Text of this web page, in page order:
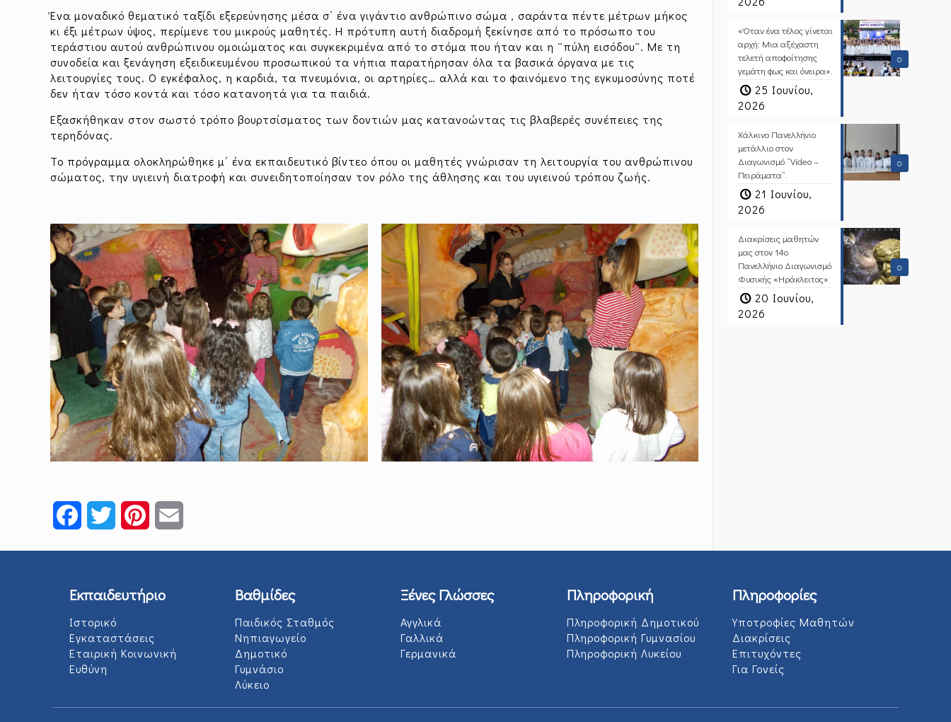
Ένα μοναδικό θεματικό ταξίδι εξερεύνησης μέσα σ΄ ένα γιγάντιο ανθρώπινο σώμα , σαράντα πέντε μέτρων μήκος
κι έξι μέτρων ύψος, περίμενε του μικρούς μαθητές. Η πρότυπη αυτή διαδρομή ξεκίνησε από το πρόσωπο του
τεράστιου αυτού ανθρώπινου ομοιώματος και συγκεκριμένα από το στόμα που ήταν και η ¨πύλη εισόδου¨. Με τη
συνοδεία και ξενάγηση εξειδικευμένου προσωπικού τα νήπια παρατήρησαν όλα τα βασικά όργανα με τις
λειτουργίες τους. Ο εγκέφαλος, η καρδιά, τα πνευμόνια, οι αρτηρίες… αλλά και το φαινόμενο της εγκυμοσύνης ποτέ
δεν ήταν τόσο κοντά και τόσο κατανοητά για τα παιδιά.
Εξασκήθηκαν στον σωστό τρόπο βουρτσίσματος των δοντιών μας κατανοώντας τις βλαβερές συνέπειες της
τερηδόνας.
Το πρόγραμμα ολοκληρώθηκε μ΄ ένα εκπαιδευτικό βίντεο όπου οι μαθητές γνώρισαν τη λειτουργία του ανθρώπινου
σώματος, την υγιεινή διατροφή και συνειδητοποίησαν τον ρόλο της άθλησης και του υγιεινού τρόπου ζωής.
FacebookTwitter Pinterest
0
«Όταν ένα τέλος γίνεται
αρχή: Μια αξέχαστη
τελετή αποφοίτησης
γεμάτη φως και όνειρα».
25 Ιουνίου,
2026
0
Χάλκινο Πανελλήνιο
μετάλλιο στον
Διαγωνισμό “Video –
Πειράματα”.
21 Ιουνίου,
2026
0
Διακρίσεις μαθητών
μας στον 14ο
Πανελλήνιο Διαγωνισμό
Φυσικής «Ηράκλειτος»
20 Ιουνίου,
2026
Εκπαιδευτήριο
Ιστορικό
Εγκαταστάσεις
Εταιρική Κοινωνική
Ευθύνη
Βαθμίδες
Παιδικός Σταθμός
Νηπιαγωγείο
Δημοτικό
Γυμνάσιο
Λύκειο
Ξένες Γλώσσες
Αγγλικά
Γαλλικά
Γερμανικά
Πληροφορική
Πληροφορική Δημοτικού
Πληροφορική Γυμνασίου
Πληροφορική Λυκείου
Πληροφορίες
Υποτροφίες Μαθητών
Διακρίσεις
Επιτυχόντες
Για Γονείς